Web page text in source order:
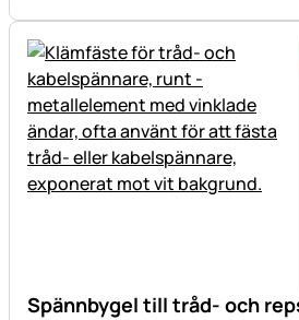
Spännbygel till tråd- och